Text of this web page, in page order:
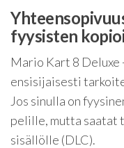
fyysisten
Mario Kart 8 Deluxe
ensisijaisesti
Jos sinulla on
pelille, mutta saatat
sisällölle (DLC).